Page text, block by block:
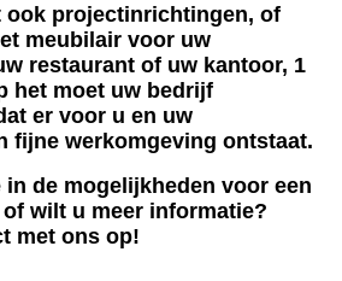
ook projectinrichtingen, of
meubilair voor uw
restaurant of uw kantoor, 1
het moet uw bedrijf
er voor u en uw
fijne werkomgeving ontstaat.
in de mogelijkheden voor een
wilt u meer informatie?
met ons op!